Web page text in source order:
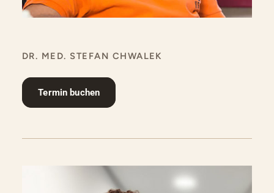
DR. MED. STEFAN CHWALEK
Termin buchen